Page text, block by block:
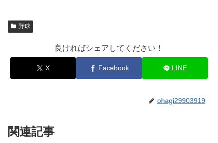
野球
良ければシェアしてください！
X Facebook LINE
ohagi29903919
関連記事